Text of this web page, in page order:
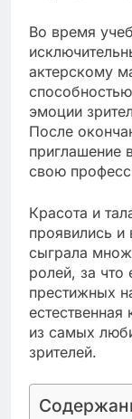
Во время
актерскому
эмоции
После
приглашение
свою
Красота и
проявились и
сыграла
ролей, за что
престижных
естественная
из самых
зрителей.